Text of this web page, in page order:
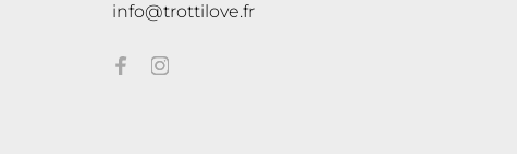
info@trottilove.fr